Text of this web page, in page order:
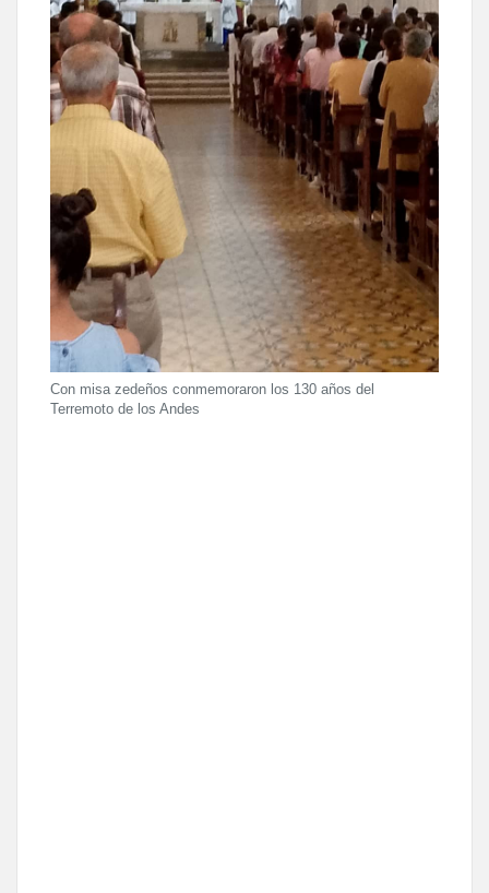
Con misa zedeños conmemoraron los 130 años del
Terremoto de los Andes